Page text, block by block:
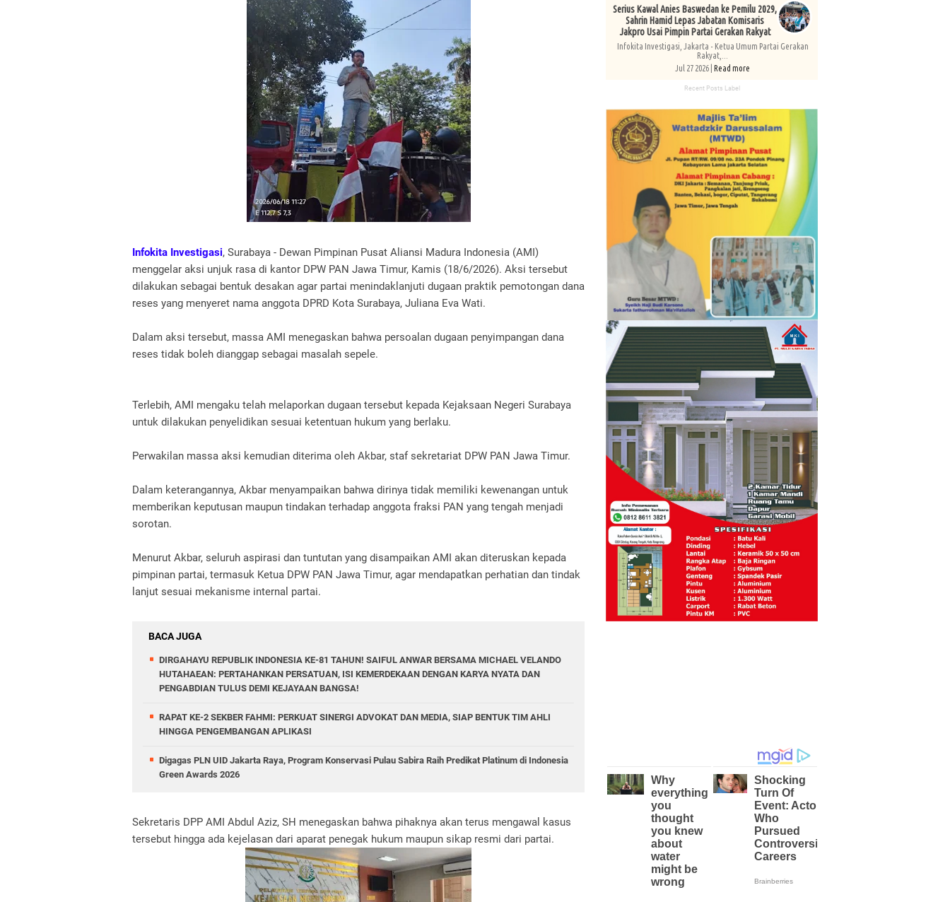
Infokita Investigasi, Surabaya - Dewan Pimpinan Pusat Aliansi Madura Indonesia (AMI)
menggelar aksi unjuk rasa di kantor DPW PAN Jawa Timur, Kamis (18/6/2026). Aksi tersebut
dilakukan sebagai bentuk desakan agar partai menindaklanjuti dugaan praktik pemotongan dana
reses yang menyeret nama anggota DPRD Kota Surabaya, Juliana Eva Wati.
Dalam aksi tersebut, massa AMI menegaskan bahwa persoalan dugaan penyimpangan dana
reses tidak boleh dianggap sebagai masalah sepele.
Terlebih, AMI mengaku telah melaporkan dugaan tersebut kepada Kejaksaan Negeri Surabaya
untuk dilakukan penyelidikan sesuai ketentuan hukum yang berlaku.
Perwakilan massa aksi kemudian diterima oleh Akbar, staf sekretariat DPW PAN Jawa Timur.
Dalam keterangannya, Akbar menyampaikan bahwa dirinya tidak memiliki kewenangan untuk
memberikan keputusan maupun tindakan terhadap anggota fraksi PAN yang tengah menjadi
sorotan.
Menurut Akbar, seluruh aspirasi dan tuntutan yang disampaikan AMI akan diteruskan kepada
pimpinan partai, termasuk Ketua DPW PAN Jawa Timur, agar mendapatkan perhatian dan tindak
lanjut sesuai mekanisme internal partai.
BACA JUGA
DIRGAHAYU REPUBLIK INDONESIA KE-81 TAHUN! SAIFUL ANWAR BERSAMA MICHAEL VELANDO
HUTAHAEAN: PERTAHANKAN PERSATUAN, ISI KEMERDEKAAN DENGAN KARYA NYATA DAN
PENGABDIAN TULUS DEMI KEJAYAAN BANGSA!
RAPAT KE-2 SEKBER FAHMI: PERKUAT SINERGI ADVOKAT DAN MEDIA, SIAP BENTUK TIM AHLI
HINGGA PENGEMBANGAN APLIKASI
Digagas PLN UID Jakarta Raya, Program Konservasi Pulau Sabira Raih Predikat Platinum di Indonesia
Green Awards 2026
Sekretaris DPP AMI Abdul Aziz, SH menegaskan bahwa pihaknya akan terus mengawal kasus
tersebut hingga ada kejelasan dari aparat penegak hukum maupun sikap resmi dari partai.
Serius Kawal Anies Baswedan ke Pemilu 2029,
Sahrin Hamid Lepas Jabatan Komisaris
Jakpro Usai Pimpin Partai Gerakan Rakyat
Infokita Investigasi, Jakarta - Ketua Umum Partai Gerakan
Rakyat,...
Jul 27 2026 | Read more
Recent Posts Label